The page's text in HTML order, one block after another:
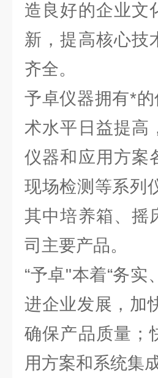
造良好的企业文
新，提高核心技
齐全。
予卓仪器拥有*
术水平日益提高
仪器和应用方案
现场检测等系列
其中培养箱、摇
司主要产品。
“予卓"本着“务
进企业发展，加
确保产品质量；
用方案和系统集